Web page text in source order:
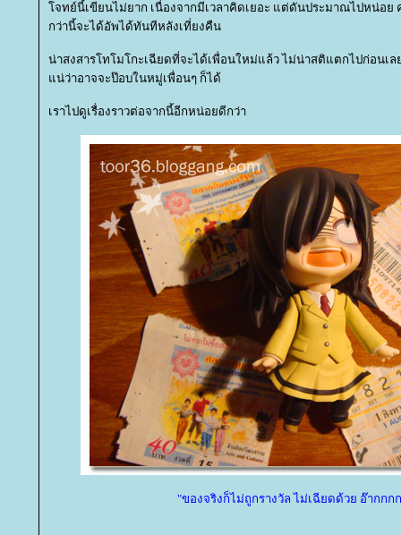
จทย์นี้เขียนไม่ยาก เนื่องจากมีเวลาคิดเยอะ แต่ดันประมาณไปหน่อย
กว่านี้จะได้อัพได้ทันทีหลังเที่ยงคืน
น่าสงสารโทโมโกะเฉียดที่จะได้เพื่อนใหม่แล้ว ไม่น่าสติแตกไปก่อนเ
น่ว่าอาจจะป๊อบในหมู่เพื่อนๆ ก็ได้
เราไปดูเรื่องราวต่อจากนี้อีกหน่อยดีกว่า
"ของจริงก็ไม่ถูกรางวัล ไม่เฉียดด้วย อ๊ากกก